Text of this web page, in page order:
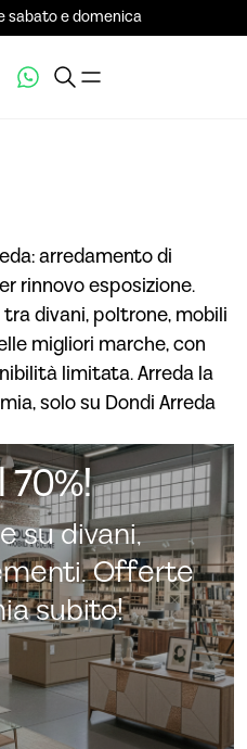
sabato e domenica
arredamento di
rinnovo esposizione.
divani, poltrone, mobili
migliori marche, con
limitata. Arreda la
solo su Dondi Arreda
su divani,
Offerte
subito!